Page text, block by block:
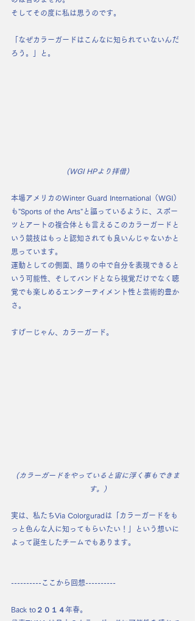
そしてその度に私は思うのです。
「なぜカラーガードはこんなに知られていないんだ
ろう。」
と。
(WGI HPより拝借)
本場アメリカのWinter Guard International（WGI）
も"Sports of the Arts"と謳っているように、
スポー
ツとアートの複合体とも言えるこのカラーガードと
いう競技はもっと認知されても良いんじゃないかと
思っています。
運動としての側面、踊りの中で自分を表現できると
いう可能性、そしてバンドとなら視覚だけでなく聴
覚でも楽しめるエンターテイメント性と芸術的豊か
さ。
すげーじゃん、カラーガード。
(カラーガードをやっていると宙に浮く事もできま
す。)
実は、私たちVia Colorguradは 「カラーガードをも
っと色んな人に知ってもらいたい！」
という想いに
よって誕生したチームでもあります。
----------ここから回想----------
Back to２０１４年春。